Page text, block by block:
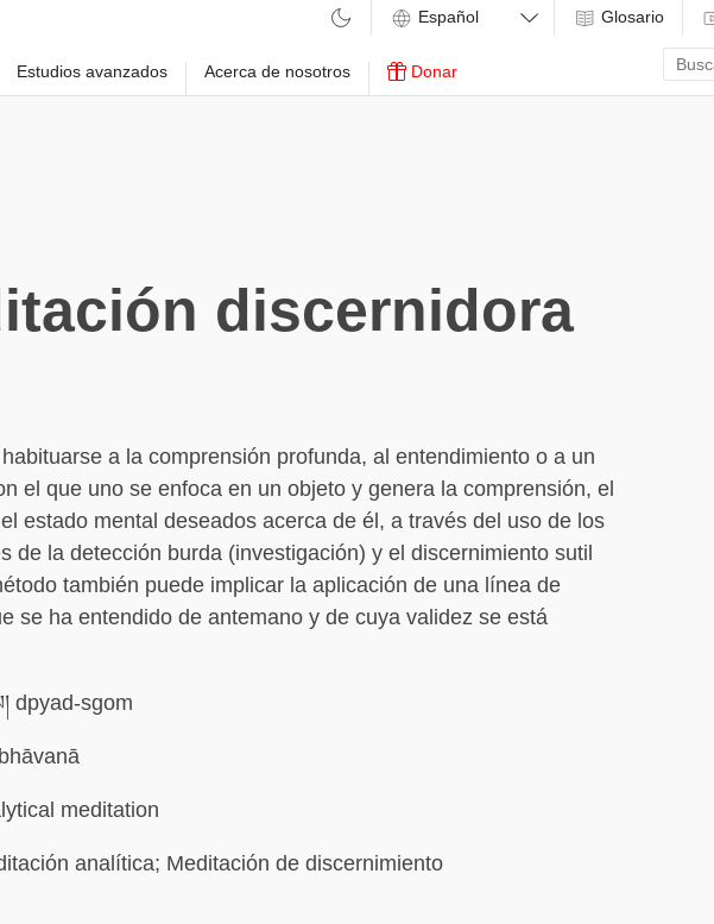
Estudios avanzados Acerca de nosotros Donar
Glosario
Enter
search
term
discernidora
a la comprensión profunda, al entendimiento o a un
el que uno se enfoca en un objeto y genera la comprensión, el
estado mental deseados acerca de él, a través del uso de los
de la detección burda (investigación) y el discernimiento sutil
también puede implicar la aplicación de una línea de
se ha entendido de antemano y de cuya validez se está
dpyad-sgom
meditation
analítica; Meditación de discernimiento